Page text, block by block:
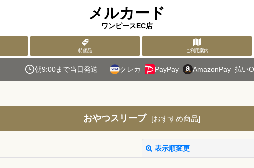
メルカード
ワンピースEC店
特価品 ご利用案内
朝9:00まで当日発送 クレカ PayPay AmazonPay 払い
おやつスリーブ [おすすめ商品]
表示順変更